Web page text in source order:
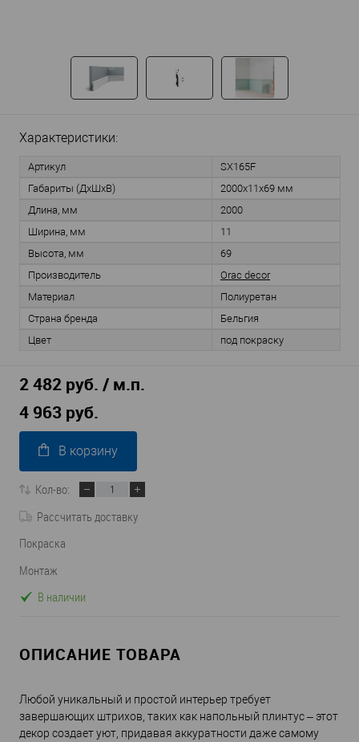
Характеристики:
Артикул
SX165F
Габариты (ДхШхВ)
2000х11х69 мм
Длина, мм
2000
Ширина, мм
11
Высота, мм
69
Производитель
Orac decor
Материал
Полиуретан
Страна бренда
Бельгия
Цвет
под покраску
2 482 руб. / м.п.
4 963 руб.
В корзину
Кол-во:
Рассчитать доставку
Покраска
Монтаж
В наличии
ОПИСАНИЕ ТОВАРА
Любой уникальный и простой интерьер требует
завершающих штрихов, таких как напольный плинтус – этот
декор создает уют, придавая аккуратности даже самому